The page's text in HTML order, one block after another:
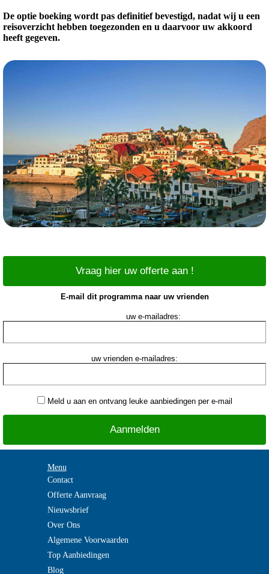
De optie boeking wordt pas definitief bevestigd, nadat wij u een
reisoverzicht hebben toegezonden en u daarvoor uw akkoord
heeft gegeven.
Vraag hier uw offerte aan !
E-mail dit programma naar uw vrienden
uw e-mailadres:
uw vrienden e-mailadres:
Meld u aan en ontvang leuke aanbiedingen per e-mail
Menu
Contact
Offerte Aanvraag
Nieuwsbrief
Over Ons
Algemene Voorwaarden
Top Aanbiedingen
Blog